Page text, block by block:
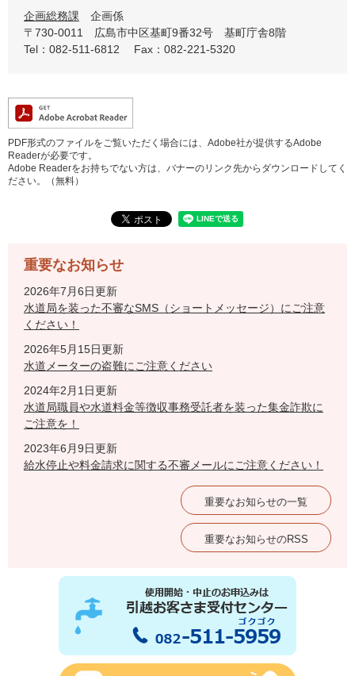
企画総務課
企画係
〒730-0011
広島市中区基町9番32号 基町庁舎8階
Tel：082-511-6812
Fax：082-221-5320
PDF形式のファイルをご覧いただく場合には、Adobe社が提供するAdobe
Readerが必要です。
Adobe Readerをお持ちでない方は、バナーのリンク先からダウンロードしてく
ださい。（無料）
重要なお知らせ
2026年7月6日更新
水道局を装った不審なSMS（ショートメッセージ）にご注意
ください！
2026年5月15日更新
水道メーターの盗難にご注意ください
2024年2月1日更新
水道局職員や水道料金等徴収事務受託者を装った集金詐欺に
ご注意を！
2023年6月9日更新
給水停止や料金請求に関する不審メールにご注意ください！
重要なお知らせの一覧
重要なお知らせのRSS